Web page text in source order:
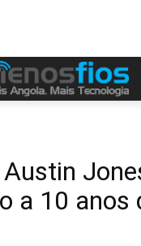
a 10 anos